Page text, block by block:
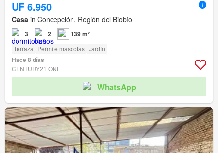
UF 6.950
Casa in Concepción, Región del Biobío
3 2 139 m²
Terraza Permite mascotas Jardín
Hace 8 días
CENTURY21 ONE
WhatsApp